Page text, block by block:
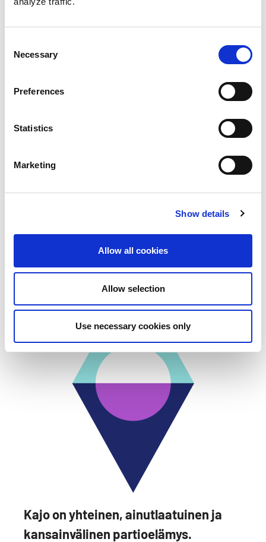
Selection
Necessary
Preferences
Statistics
Marketing
Show details
Allow all cookies
Allow selection
Use necessary cookies only
heijastaen ympärilleen omaa persoonallisuuttaan.
kulmasta. Leirin ohjelmassa ja viestinnässä
huomioidaan erilaiset fyysiset ja aisteihin liittyvät
rajoitukset. Myös kielelliseen saavutettavuuteen
kiinnitetään erityistä huomiota. Kajo on leiri, jossa
mahdollisimman monen saavutettavissa. Myös
niiden, jotka eivät itse edes osallistu leirille on
Kajo on yhteinen, ainutlaatuinen ja
kansainvälinen partioelämys.